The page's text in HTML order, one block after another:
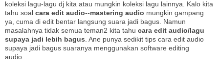
koleksi lagu-lagu dj kita atau mungkin koleksi lagu lainnya. Kalo kita
tahu soal cara edit audio--mastering audio mungkin gampang
ya, cuma di edit bentar langsung suara jadi bagus. Namun
masalahnya tidak semua teman2 kita tahu cara edit audio/lagu
supaya jadi lebih bagus . Ane punya sedikit tips cara edit audio
supaya jadi bagus suaranya menggunakan software editing
audio....